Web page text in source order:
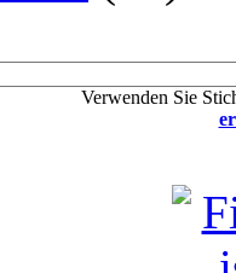
Verwenden Sie